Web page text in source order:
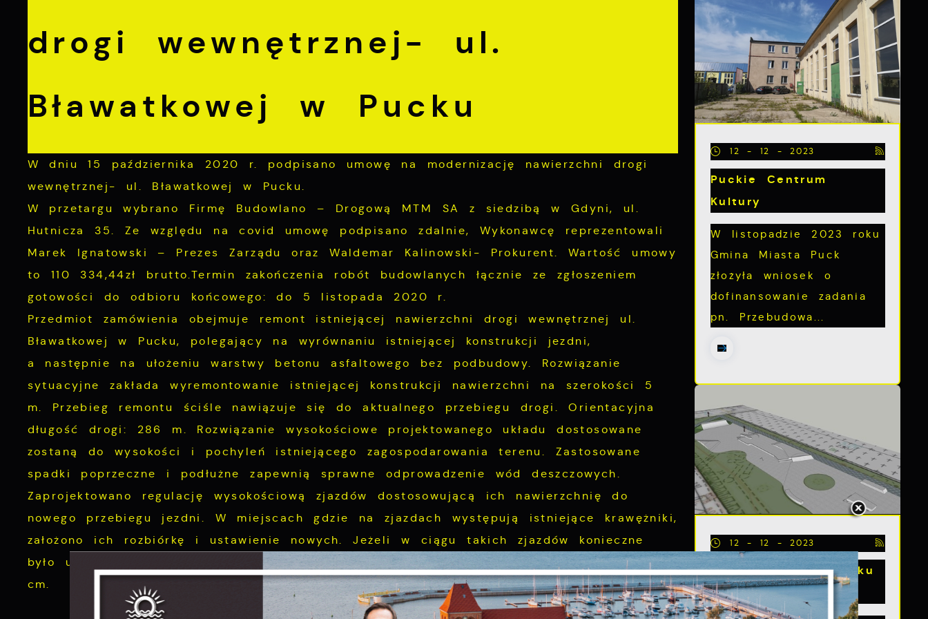
drogi wewnętrznej- ul.
Bławatkowej w Pucku
W dniu 15 października 2020 r. podpisano umowę na modernizację nawierzchni drogi
wewnętrznej- ul. Bławatkowej w Pucku.
W przetargu wybrano Firmę Budowlano – Drogową MTM SA z siedzibą w Gdyni, ul.
Hutnicza 35. Ze względu na covid umowę podpisano zdalnie, Wykonawcę reprezentowali
Marek Ignatowski – Prezes Zarządu oraz Waldemar Kalinowski- Prokurent. Wartość umowy
to 110 334,44zł brutto.Termin zakończenia robót budowlanych łącznie ze zgłoszeniem
gotowości do odbioru końcowego: do 5 listopada 2020 r.
Przedmiot zamówienia obejmuje remont istniejącej nawierzchni drogi wewnętrznej ul.
Bławatkowej w Pucku, polegający na wyrównaniu istniejącej konstrukcji jezdni,
a następnie na ułożeniu warstwy betonu asfaltowego bez podbudowy. Rozwiązanie
sytuacyjne zakłada wyremontowanie istniejącej konstrukcji nawierzchni na szerokości 5
m. Przebieg remontu ściśle nawiązuje się do aktualnego przebiegu drogi. Orientacyjna
długość drogi: 286 m. Rozwiązanie wysokościowe projektowanego układu dostosowane
zostaną do wysokości i pochyleń istniejącego zagospodarowania terenu. Zastosowane
spadki poprzeczne i podłużne zapewnią sprawne odprowadzenie wód deszczowych.
Zaprojektowano regulację wysokościową zjazdów dostosowującą ich nawierzchnię do
nowego przebiegu jezdni. W miejscach gdzie na zjazdach występują istniejące krawężniki,
założono ich rozbiórkę i ustawienie nowych. Jeżeli w ciągu takich zjazdów konieczne
było utrzymanie ścieku przykrawężnikowego, zaprojektowano wyniesienie krawężnika na 4
cm.
12 - 12 - 2023
Puckie Centrum
Kultury
W listopadzie 2023 roku
Gmina Miasta Puck
złożyła wniosek o
dofinansowanie zadania
pn. Przebudowa...
12 - 12 - 2023
Rozbudowa skateparku
w Pucku
Ustawienia
Szanujemy Twoją prywatność. Możesz zmienić ustawienia